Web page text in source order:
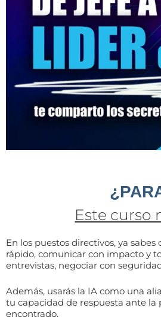
Este curso
En los puestos directivos, ya
rápido, comunicar con impacto y
entrevistas, negociar con
Además, usarás la IA como una
tu capacidad de respuesta ante la
encontrado.